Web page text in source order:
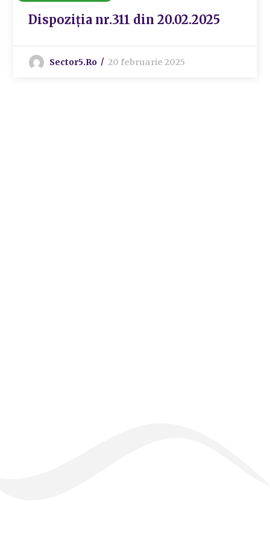
Dispoziția nr.311 din 20.02.2025
Sector5.ro 20 februarie 2025